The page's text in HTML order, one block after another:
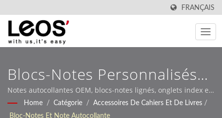
FRANÇAIS
Blocs-Notes Personnalisés
Et Notes Autocollantes Pour
Commandes En Gros Et
Notes autocollantes OEM, blocs-notes lignés, onglets index et
blocs-notes en forme personnalisée avec MOQ bas et
production rapide
Home / Catégorie / Accessoires De Cahiers Et De Livres /
Bloc-Notes Et Note Autocollante